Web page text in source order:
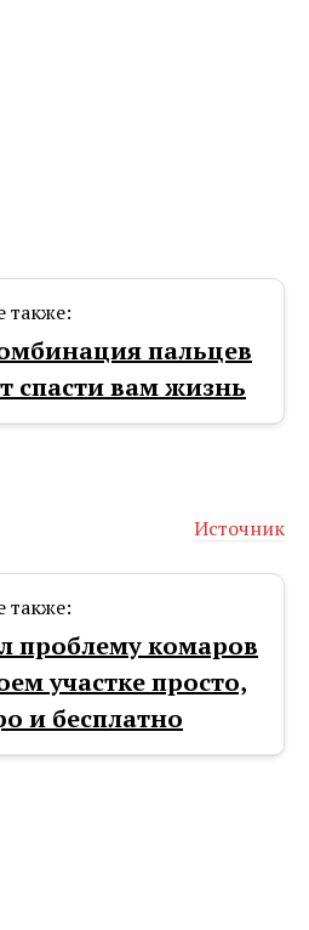
также:
пальцев
спасти вам жизнь
Источник
также:
проблему комаров
участке просто,
и бесплатно